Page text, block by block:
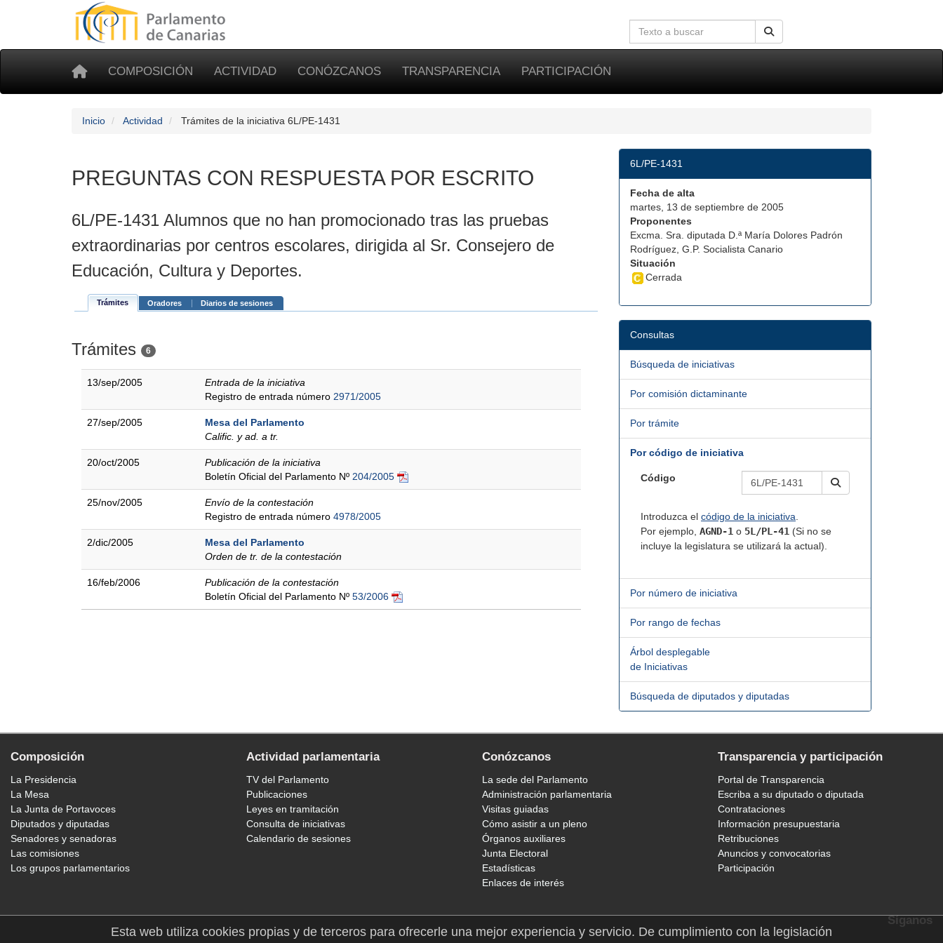
COMPOSICIÓN ACTIVIDAD CONÓZCANOS TRANSPARENCIA PARTICIPACIÓN
Inicio Actividad Trámites de la iniciativa 6L/PE-1431
PREGUNTAS CON RESPUESTA POR ESCRITO
6L/PE-1431 Alumnos que no han promocionado tras las pruebas
extraordinarias por centros escolares, dirigida al Sr. Consejero de
Educación, Cultura y Deportes.
Trámites Oradores Diarios de sesiones
Trámites 6
13/sep/2005
Entrada de la iniciativa
Registro de entrada número 2971/2005
27/sep/2005
Mesa del Parlamento
Calific. y ad. a tr.
20/oct/2005
Publicación de la iniciativa
Boletín Oficial del Parlamento Nº 204/2005
25/nov/2005
Envío de la contestación
Registro de entrada número 4978/2005
2/dic/2005
Mesa del Parlamento
Orden de tr. de la contestación
16/feb/2006
Publicación de la contestación
Boletín Oficial del Parlamento Nº 53/2006
6L/PE-1431
Fecha de alta
martes, 13 de septiembre de 2005
Proponentes
Excma. Sra. diputada D.ª María Dolores Padrón
Rodríguez, G.P. Socialista Canario
Situación
Cerrada
Consultas
Búsqueda de iniciativas
Por comisión dictaminante
Por trámite
Por código de iniciativa
Código
Introduzca el código de la iniciativa.
Por ejemplo, AGND-1 o 5L/PL-41 (Si no se
incluye la legislatura se utilizará la actual).
Por número de iniciativa
Por rango de fechas
Árbol desplegable
de Iniciativas
Búsqueda de diputados y diputadas
Composición
La Presidencia
La Mesa
La Junta de Portavoces
Diputados y diputadas
Senadores y senadoras
Las comisiones
Los grupos parlamentarios
Actividad parlamentaria
TV del Parlamento
Publicaciones
Leyes en tramitación
Consulta de iniciativas
Calendario de sesiones
Conózcanos
La sede del Parlamento
Administración parlamentaria
Visitas guiadas
Cómo asistir a un pleno
Órganos auxiliares
Junta Electoral
Estadísticas
Enlaces de interés
Transparencia y participación
Portal de Transparencia
Escriba a su diputado o diputada
Contrataciones
Información presupuestaria
Retribuciones
Anuncios y convocatorias
Participación
Síganos
Esta web utiliza cookies propias y de terceros para ofrecerle una mejor experiencia y servicio. De cumplimiento con la legislación